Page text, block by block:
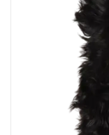
HEALTHY LIVING 健
LATEST ARRIVALS 最